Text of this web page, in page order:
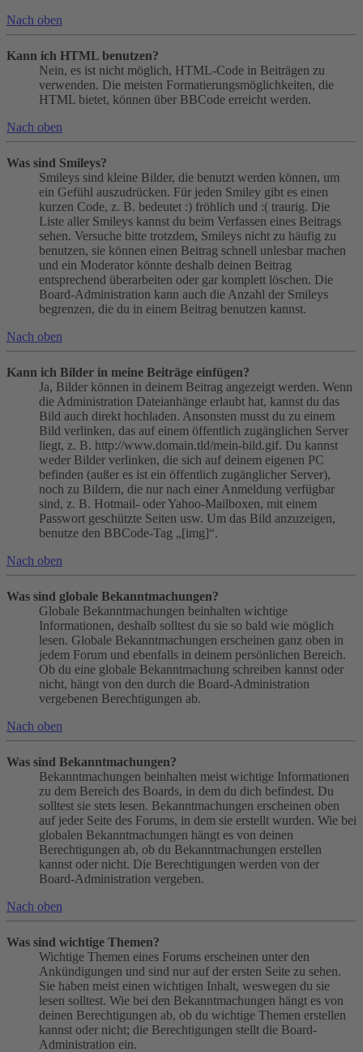
Nach oben
Kann ich HTML benutzen?
Nein, es ist nicht möglich, HTML-Code in Beiträgen zu
verwenden. Die meisten Formatierungsmöglichkeiten, die
HTML bietet, können über BBCode erreicht werden.
Nach oben
Was sind Smileys?
Smileys sind kleine Bilder, die benutzt werden können, um
ein Gefühl auszudrücken. Für jeden Smiley gibt es einen
kurzen Code, z. B. bedeutet :) fröhlich und :( traurig. Die
Liste aller Smileys kannst du beim Verfassen eines Beitrags
sehen. Versuche bitte trotzdem, Smileys nicht zu häufig zu
benutzen, sie können einen Beitrag schnell unlesbar machen
und ein Moderator könnte deshalb deinen Beitrag
entsprechend überarbeiten oder gar komplett löschen. Die
Board-Administration kann auch die Anzahl der Smileys
begrenzen, die du in einem Beitrag benutzen kannst.
Nach oben
Kann ich Bilder in meine Beiträge einfügen?
Ja, Bilder können in deinem Beitrag angezeigt werden. Wenn
die Administration Dateianhänge erlaubt hat, kannst du das
Bild auch direkt hochladen. Ansonsten musst du zu einem
Bild verlinken, das auf einem öffentlich zugänglichen Server
liegt, z. B. http://www.domain.tld/mein-bild.gif. Du kannst
weder Bilder verlinken, die sich auf deinem eigenen PC
befinden (außer es ist ein öffentlich zugänglicher Server),
noch zu Bildern, die nur nach einer Anmeldung verfügbar
sind, z. B. Hotmail- oder Yahoo-Mailboxen, mit einem
Passwort geschützte Seiten usw. Um das Bild anzuzeigen,
benutze den BBCode-Tag „[img]“.
Nach oben
Was sind globale Bekanntmachungen?
Globale Bekanntmachungen beinhalten wichtige
Informationen, deshalb solltest du sie so bald wie möglich
lesen. Globale Bekanntmachungen erscheinen ganz oben in
jedem Forum und ebenfalls in deinem persönlichen Bereich.
Ob du eine globale Bekanntmachung schreiben kannst oder
nicht, hängt von den durch die Board-Administration
vergebenen Berechtigungen ab.
Nach oben
Was sind Bekanntmachungen?
Bekanntmachungen beinhalten meist wichtige Informationen
zu dem Bereich des Boards, in dem du dich befindest. Du
solltest sie stets lesen. Bekanntmachungen erscheinen oben
auf jeder Seite des Forums, in dem sie erstellt wurden. Wie bei
globalen Bekanntmachungen hängt es von deinen
Berechtigungen ab, ob du Bekanntmachungen erstellen
kannst oder nicht. Die Berechtigungen werden von der
Board-Administration vergeben.
Nach oben
Was sind wichtige Themen?
Wichtige Themen eines Forums erscheinen unter den
Ankündigungen und sind nur auf der ersten Seite zu sehen.
Sie haben meist einen wichtigen Inhalt, weswegen du sie
lesen solltest. Wie bei den Bekanntmachungen hängt es von
deinen Berechtigungen ab, ob du wichtige Themen erstellen
kannst oder nicht; die Berechtigungen stellt die Board-
Administration ein.